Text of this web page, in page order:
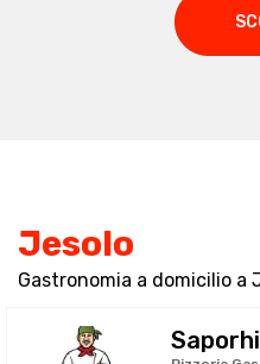
Jesolo
Gastronomia a domicilio a